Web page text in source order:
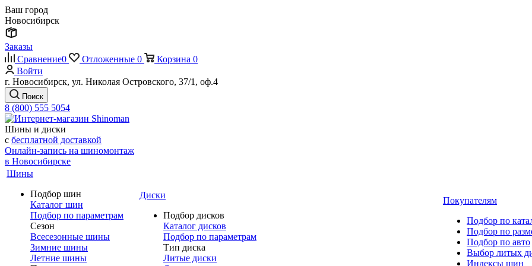
Ваш город
Новосибирск
Заказы
Сравнение0 Отложенные 0 Корзина 0
Войти
г. Новосибирск, ул. Николая Островского, 37/1, оф.4
Поиск
8 (800) 555 5054
Шины и диски
с бесплатной доставкой
Онлайн-запись на шиномонтаж
в Новосибирске
Шины
Подбор шин
Каталог шин
Подбор по параметрам
Сезон
Всесезонные шины
Зимние шины
Летние шины
Диски
Подбор дисков
Каталог дисков
Подбор по параметрам
Тип диска
Литые диски
Покупателям
Подбор по
Подбор по
Подбор по авто
Выбор литых
Индексы шин